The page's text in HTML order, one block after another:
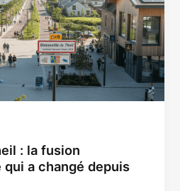
: la fusion
a changé depuis